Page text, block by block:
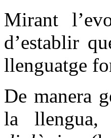
Mirant
d’establir
llenguatge
De manera
la